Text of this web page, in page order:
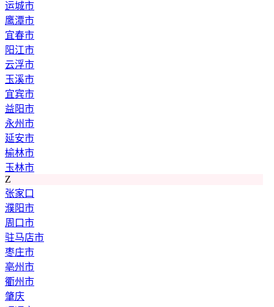
运城市
鹰潭市
宜春市
阳江市
云浮市
玉溪市
宜宾市
益阳市
永州市
延安市
榆林市
玉林市
Z
张家口
濮阳市
周口市
驻马店市
枣庄市
亳州市
衢州市
肇庆